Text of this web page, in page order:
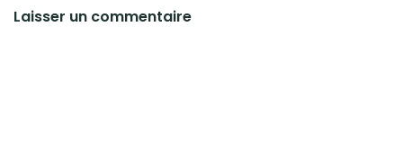
Laisser un commentaire